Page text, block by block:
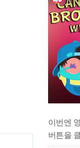
이번엔
버튼을